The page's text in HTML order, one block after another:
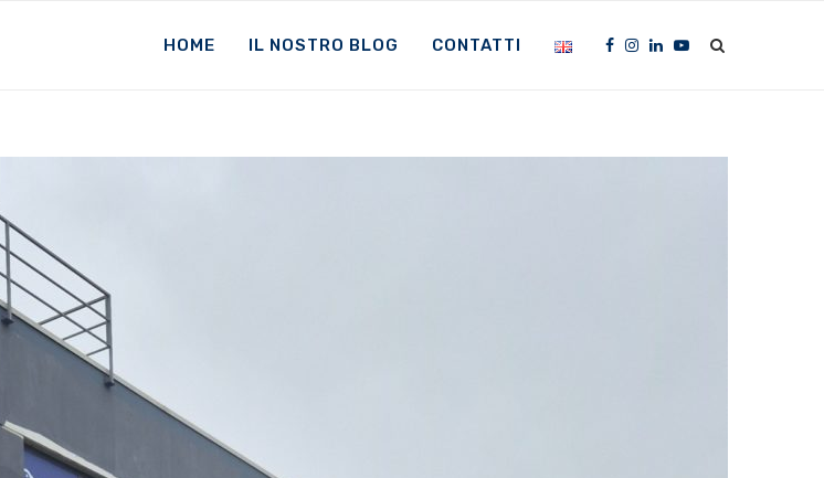
HOME IL NOSTRO BLOG CONTATTI